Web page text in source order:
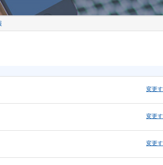
変更
ゲームプランナー
ネットワーク・サーバ運用・保守
変更
変更